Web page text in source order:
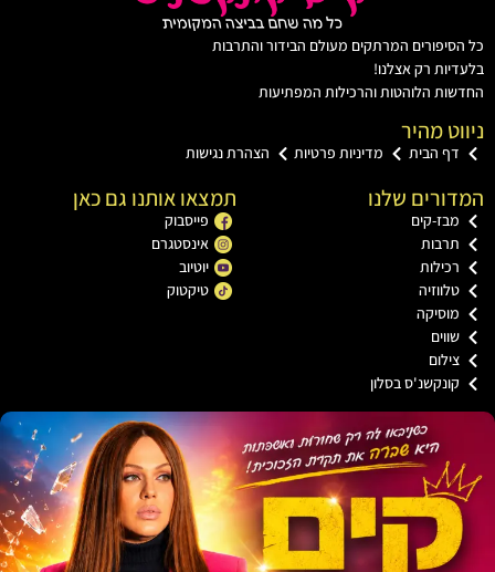
המרתקים מעולם הבידור והתרבות
רק אצלנו!
הלוהטות והרכילות המפתיעות
מהיר
הבית מדיניות פרטיות הצהרת נגישות
שלנו
קים
בסלון
תמצאו אותנו גם כאן
פייסבוק
אינסטגרם
יוטיוב
טיקטוק